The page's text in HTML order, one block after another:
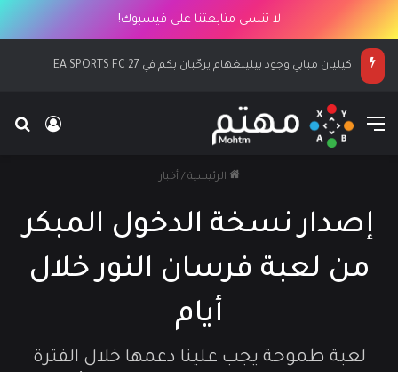
لا تنسى متابعتنا على فيسبوك!
كيليان مبابي وجود بيلينغهام يرحّبان بكم في EA SPORTS FC 27
تسجيل القائمة
الرئيسية / أخبار
إصدار نسخة الدخول المبكر
من لعبة فرسان النور خلال
أيام
لعبة طموحة يجب علينا دعمها خلال الفترة